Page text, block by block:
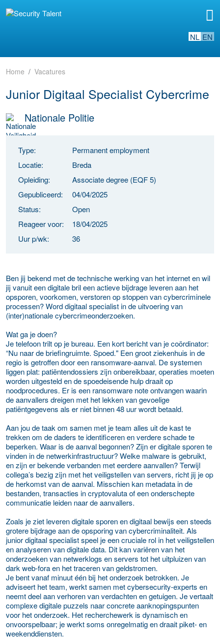
NL EN
Home Vacatures
Junior Digitaal Specialist Cybercrime
Nationale Politie
Type:
Permanent employment
Locatie:
Breda
Opleiding:
Associate degree (EQF 5)
Gepubliceerd:
04/04/2025
Status:
Open
Reageer voor:
18/04/2025
Uur p/wk:
36
Ben jij bekend met de technische werking van het internet en wil
jij vanuit een digitale bril een actieve bijdrage leveren aan het
opsporen, voorkomen, verstoren op stoppen van cybercriminele
processen? Word digitaal specialist in de uitvoering van
(inter)nationale cybercrimeonderzoeken.
Wat ga je doen?
Je telefoon trilt op je bureau. Een kort bericht van je coördinator:
“Nu naar de briefingruimte. Spoed." Een groot ziekenhuis in de
regio is getroffen door een ransomware-aanval. De systemen
liggen plat: patiëntendossiers zijn onbereikbaar, operaties moeten
worden uitgesteld en de spoedeisende hulp draait op
noodprocedures. Er is een ransomware note ontvangen waarin
de aanvallers dreigen met het lekken van gevoelige
patiëntgegevens als er niet binnen 48 uur wordt betaald.
Aan jou de taak om samen met je team alles uit de kast te
trekken om de daders te identificeren en verdere schade te
beperken. Waar is de aanval begonnen? Zijn er digitale sporen te
vinden in de netwerkinfrastructuur? Welke malware is gebruikt,
en zijn er bekende verbanden met eerdere aanvallen? Terwijl
collega’s bezig zijn met het veiligstellen van servers, richt jij je op
de herkomst van de aanval. Misschien kan metadata in de
bestanden, transacties in cryptovaluta of een onderschepte
communicatie leiden naar de aanvallers.
Zoals je ziet leveren digitale sporen en digitaal bewijs een steeds
grotere bijdrage aan de opsporing van cybercriminaliteit. Als
junior digitaal specialist speel je een cruciale rol in het veiligstellen
en analyseren van digitale data. Dit kan variëren van het
onderzoeken van netwerklogs en servers tot het uitpluizen van
dark web-fora en het traceren van geldstromen.
Je bent vanaf minuut één bij het onderzoek betrokken. Je
adviseert het team, werkt samen met cybersecurity-experts en
neemt deel aan verhoren van verdachten en getuigen. Je vertaalt
complexe digitale puzzels naar concrete aanknopingspunten
voor het onderzoek. Het recherchewerk is dynamisch en
onvoorspelbaar; je werkt soms onregelmatig en draait piket- en
weekenddiensten.